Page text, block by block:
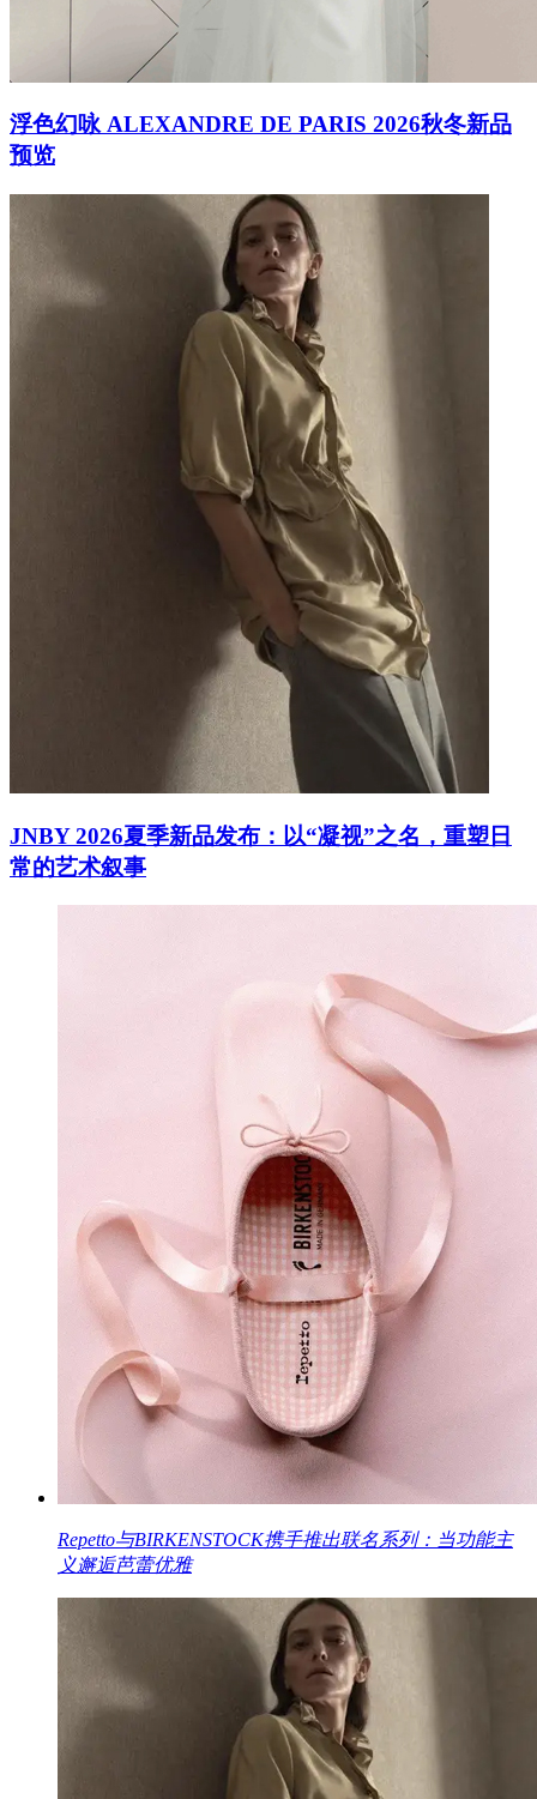
浮色幻咏 ALEXANDRE DE PARIS 2026秋冬新品
预览
JNBY 2026夏季新品发布：以“凝视”之名，重塑日
常的艺术叙事
Repetto与BIRKENSTOCK携手推出联名系列：当功能主
义邂逅芭蕾优雅